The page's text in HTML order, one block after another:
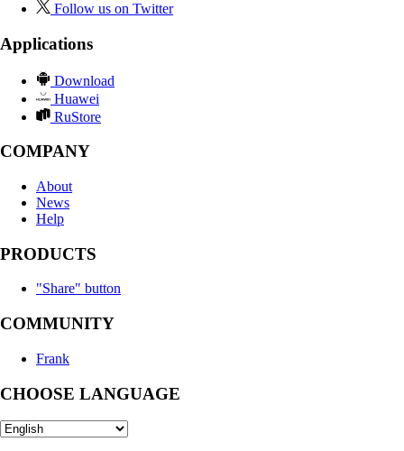
Follow us on Twitter
Applications
Download
Huawei
RuStore
COMPANY
About
News
Help
PRODUCTS
"Share" button
COMMUNITY
Frank
CHOOSE LANGUAGE